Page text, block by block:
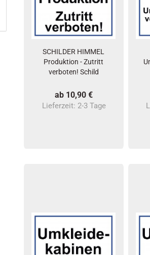
SCHILDER HIMMEL
Produktion - Zutritt
verboten! Schild
ab 10,90 €
Lieferzeit: 2-3 Tage